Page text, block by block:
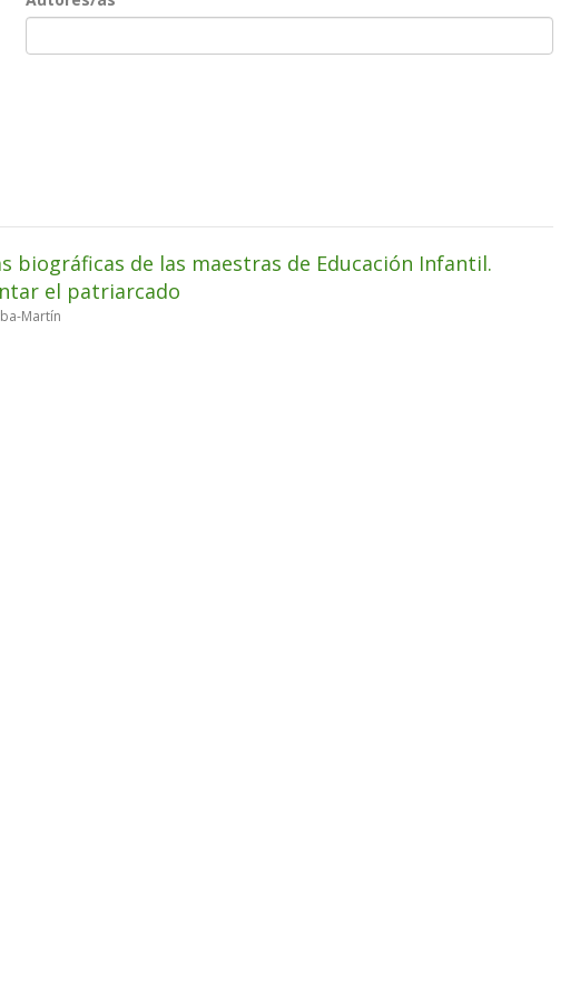
biográficas de las maestras de Educación Infantil.
el patriarcado
Martín